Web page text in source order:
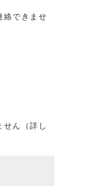
絡できませ
ん（詳し